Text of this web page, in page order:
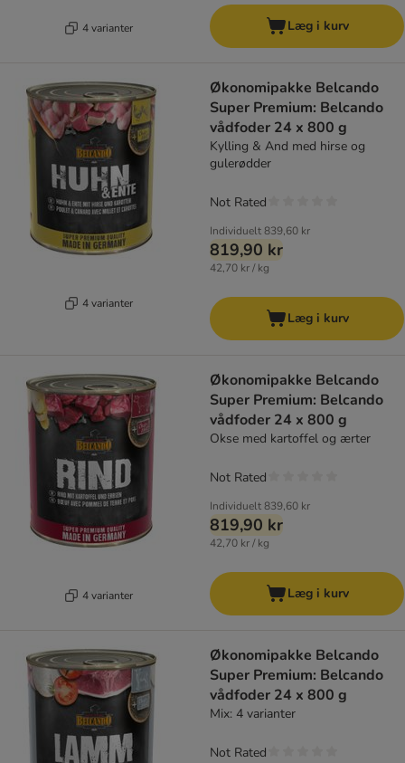
4 varianter Læg i kurv
4 varianter
Økonomipakke Belcando
Super Premium: Belcando
vådfoder 24 x 800 g
Kylling & And med hirse og
gulerødder
Individuelt839,60 kr
819,90 kr
42,70 kr / kg
Not Rated
Læg i kurv
4 varianter
Økonomipakke Belcando
Super Premium: Belcando
vådfoder 24 x 800 g
Okse med kartoffel og ærter
Individuelt839,60 kr
819,90 kr
42,70 kr / kg
Not Rated
Læg i kurv
Økonomipakke Belcando
Super Premium: Belcando
vådfoder 24 x 800 g
Mix: 4 varianter
Not Rated